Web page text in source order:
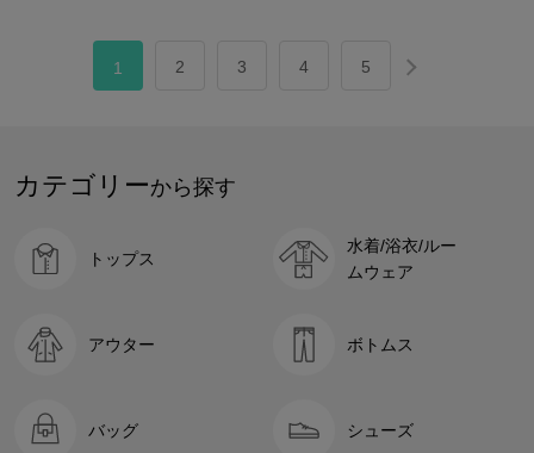
1 2 3 4 5
カテゴリーから探す
トップス
水着/浴衣/ルー
ムウェア
アウター ボトムス
バッグ シューズ